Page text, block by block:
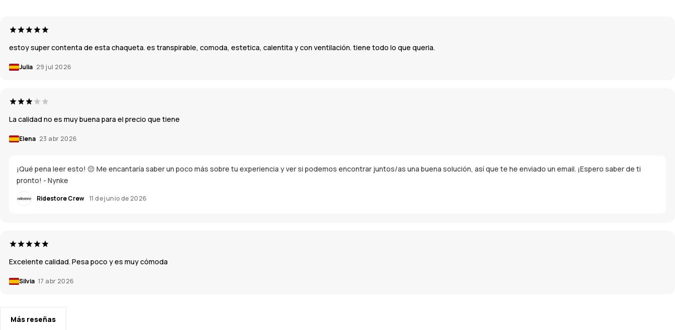
estoy super contenta de esta chaqueta. es transpirable, comoda, estetica, calentita y con ventilación. tiene todo lo que queria.
Julia 29 jul 2026
La calidad no es muy buena para el precio que tiene
Elena 23 abr 2026
¡Qué pena leer esto! 😔 Me encantaría saber un poco más sobre tu experiencia y ver si podemos encontrar juntos/as una buena solución, así que te he enviado un email. ¡Espero saber de ti
pronto! - Nynke
Ridestore Crew 11 de junio de 2026
Excelente calidad. Pesa poco y es muy cómoda
Silvia 17 abr 2026
Más reseñas